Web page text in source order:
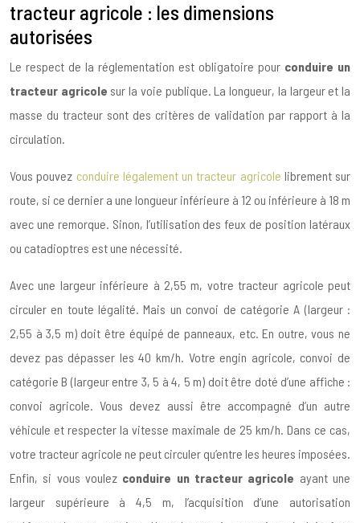
tracteur agricole : les dimensions
autorisées
Le respect de la réglementation est obligatoire pour conduire un
tracteur agricole sur la voie publique. La longueur, la largeur et la
masse du tracteur sont des critères de validation par rapport à la
circulation.
Vous pouvez conduire légalement un tracteur agricole librement sur
route, si ce dernier a une longueur inférieure à 12 ou inférieure à 18 m
avec une remorque. Sinon, l’utilisation des feux de position latéraux
ou catadioptres est une nécessité.
Avec une largeur inférieure à 2,55 m, votre tracteur agricole peut
circuler en toute légalité. Mais un convoi de catégorie A (largeur :
2,55 à 3,5 m) doit être équipé de panneaux, etc. En outre, vous ne
devez pas dépasser les 40 km/h. Votre engin agricole, convoi de
catégorie B (largeur entre 3, 5 à 4, 5 m) doit être doté d’une affiche :
convoi agricole. Vous devez aussi être accompagné d’un autre
véhicule et respecter la vitesse maximale de 25 km/h. Dans ce cas,
votre tracteur agricole ne peut circuler qu’entre les heures imposées.
Enfin, si vous voulez conduire un tracteur agricole ayant une
largeur supérieure à 4,5 m, l’acquisition d’une autorisation